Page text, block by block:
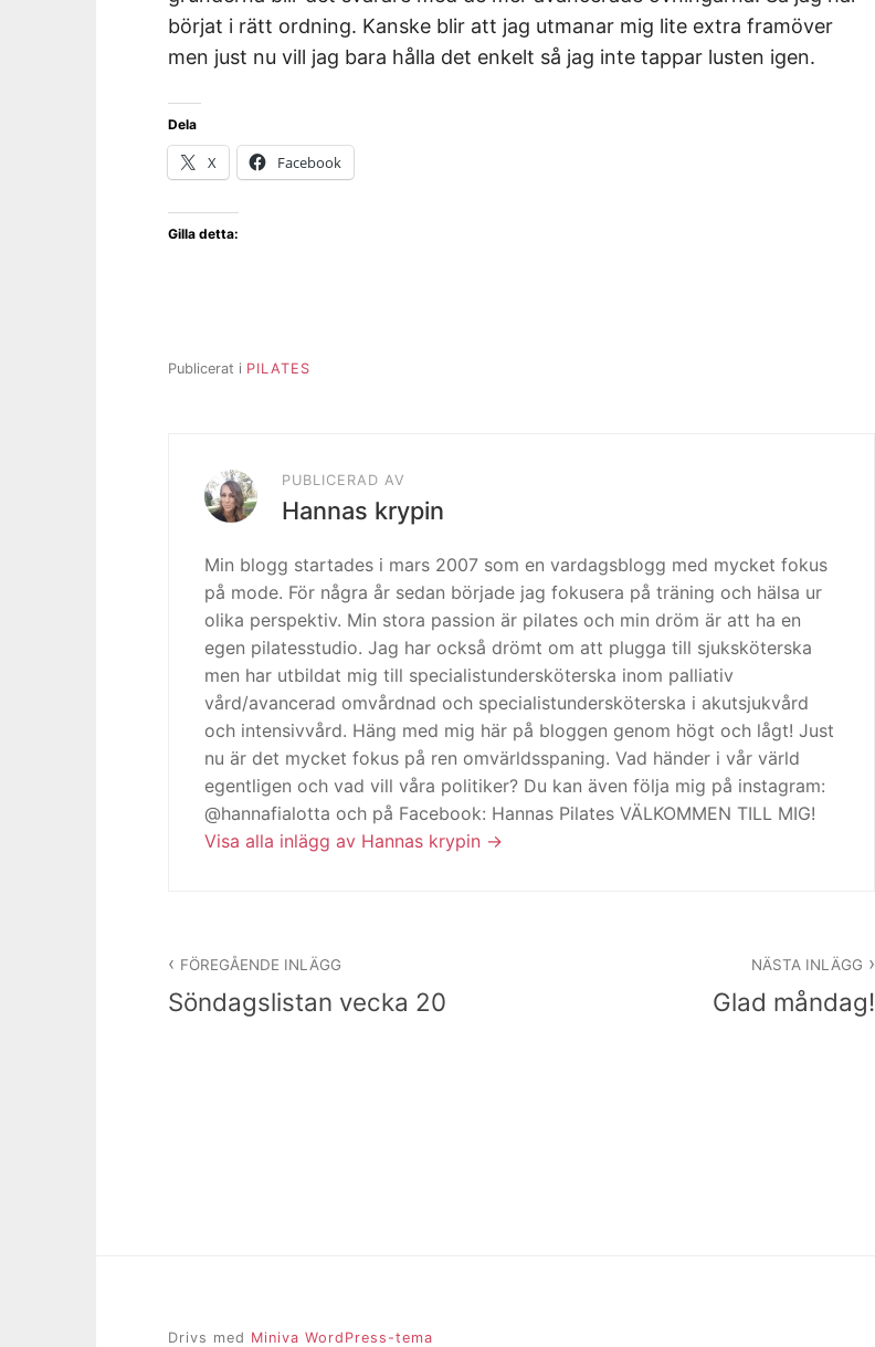
börjat i rätt ordning. Kanske blir att jag utmanar mig lite extra framöver
men just nu vill jag bara hålla det enkelt så jag inte tappar lusten igen.
Dela
X Facebook
Gilla detta:
Publicerat i PILATES
PUBLICERAD AV
Hannas krypin
Min blogg startades i mars 2007 som en vardagsblogg med mycket fokus
på mode. För några år sedan började jag fokusera på träning och hälsa ur
olika perspektiv. Min stora passion är pilates och min dröm är att ha en
egen pilatesstudio. Jag har också drömt om att plugga till sjuksköterska
men har utbildat mig till specialistundersköterska inom palliativ
vård/avancerad omvårdnad och specialistundersköterska i akutsjukvård
och intensivvård. Häng med mig här på bloggen genom högt och lågt! Just
nu är det mycket fokus på ren omvärldsspaning. Vad händer i vår värld
egentligen och vad vill våra politiker? Du kan även följa mig på instagram:
@hannafialotta och på Facebook: Hannas Pilates VÄLKOMMEN TILL MIG!
Visa alla inlägg av Hannas krypin
FÖREGÅENDE INLÄGG
Söndagslistan vecka 20
NÄSTA INLÄGG
Glad måndag!
Drivs med Miniva WordPress-tema